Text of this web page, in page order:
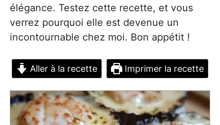
élégance. Testez cette recette, et vous
verrez pourquoi elle est devenue un
incontournable chez moi. Bon appétit !
Aller à la recette Imprimer la recette